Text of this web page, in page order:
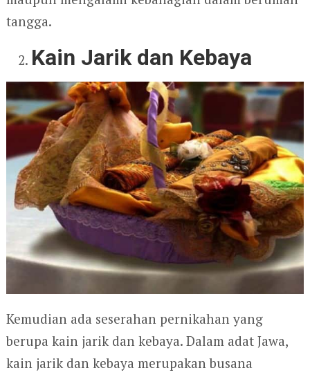
tangga.
Kain Jarik dan Kebaya
Kemudian ada seserahan pernikahan yang
berupa kain jarik dan kebaya. Dalam adat Jawa,
kain jarik dan kebaya merupakan busana